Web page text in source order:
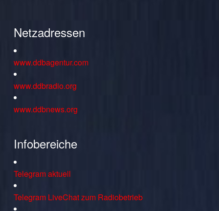
Netzadressen
www.ddbagentur.com
www.ddbradio.org
www.ddbnews.org
Infobereiche
Telegram aktuell
Telegram LiveChat zum Radiobetrieb